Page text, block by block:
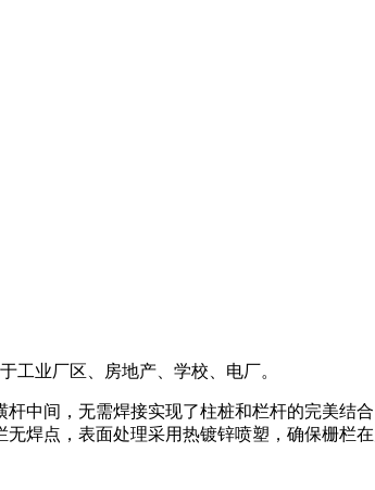
业厂区、房地产、学校、电厂。
间，无需焊接实现了柱桩和栏杆的完美结合
点，表面处理采用热镀锌喷塑，确保栅栏在